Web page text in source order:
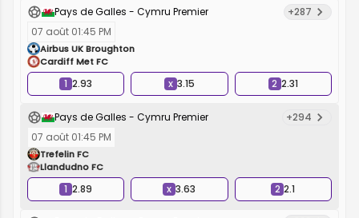
Pays de Galles - Cymru Premier
+287
07 août 01:45 PM
Airbus UK Broughton
Cardiff Met FC
1 2.93 x 3.15 2 2.31
Pays de Galles - Cymru Premier
+294
07 août 01:45 PM
Trefelin FC
Llandudno FC
1 2.89 x 3.63 2 2.1